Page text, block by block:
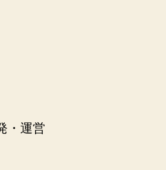
・運営